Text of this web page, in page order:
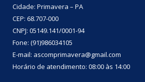
Cidade: Primavera – PA
CEP: 68.707-000
CNPJ: 05149.141/0001-94
Fone: (91)986034105
E-mail: ascomprimavera@gmail.com
Horário de atendimento: 08:00 às 14:00